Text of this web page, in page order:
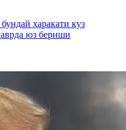
ҳаракати куз
юз бериши